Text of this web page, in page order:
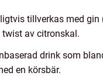
tillverkas med
twist av citronskal.
drink som
en körsbär.